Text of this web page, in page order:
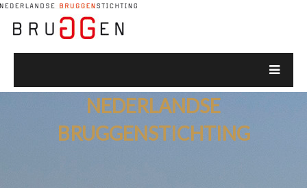
NEDERLANDSE
BRUGGENSTICHTING